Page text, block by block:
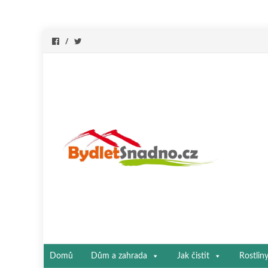
Přeskočit
Domů Dům a zahrada Jak čistit Rostliny